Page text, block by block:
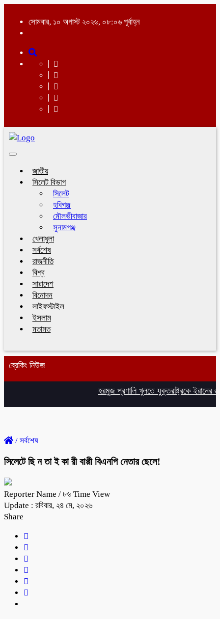
সোমবার, ১০ অগাস্ট ২০২৬, ০৮:০৬ পূর্বাহ্ন
Toggle
জাতীয়
সিলেট বিভাগ
সিলেট
হবিগঞ্জ
মৌলভীবাজার
সুনামগঞ্জ
খেলাধুলা
সর্বশেষ
রাজনীতি
বিশ্ব
সারাদেশ
বিনোদন
লাইফস্টাইল
ইসলাম
মতামত
ব্রেকিং নিউজ
হরমুজ প্রণালি খুলতে যুক্তরাষ্ট্রকে ইরানের ৬
/ সর্বশেষ
সিলেটে ছি ন তা ই কা রী বাপ্পী বিএনপি নেতার ছেলে!
Reporter Name / ৮৬ Time View
Update : রবিবার, ২৪ মে, ২০২৬
Share